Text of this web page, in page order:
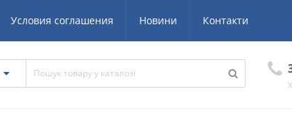
Условия соглашения Новини Контакти